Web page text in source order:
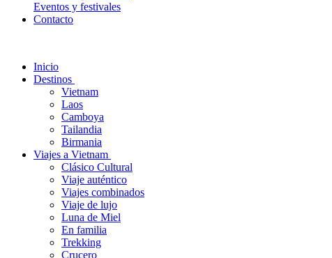
Eventos y festivales
Contacto
Inicio
Destinos
Vietnam
Laos
Camboya
Tailandia
Birmania
Viajes a Vietnam
Clásico Cultural
Viaje auténtico
Viajes combinados
Viaje de lujo
Luna de Miel
En familia
Trekking
Crucero